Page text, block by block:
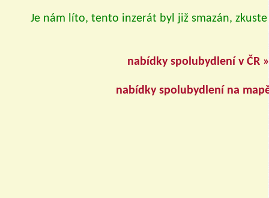
Je nám líto, tento inzerát byl již smazán,
nabídky spolubydlení v ČR »
nabídky spolubydlení na